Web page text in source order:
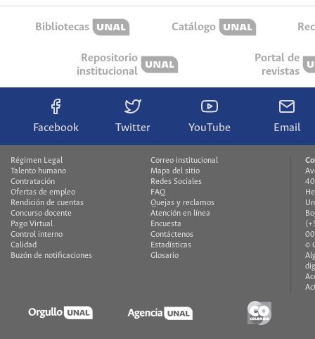
Bibliotecas Catálogo
Repositorio
institucional
Portal de
revistas
Facebook Twitter YouTube Email
Régimen Legal
Talento humano
Contratación
Ofertas de empleo
Rendición de cuentas
Concurso docente
Pago Virtual
Control interno
Calidad
Buzón de notificaciones
Correo institucional
Mapa del sitio
Redes Sociales
FAQ
Quejas y reclamos
Atención en línea
Encuesta
Contáctenos
Estadísticas
Glosario
©